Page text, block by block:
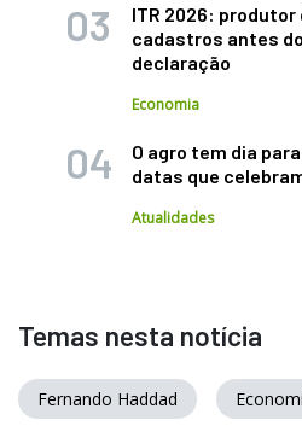
ITR 2026:
cadastros antes
declaração
Economia
O agro tem dia
datas que
Atualidades
Temas nesta notícia
Fernando Haddad